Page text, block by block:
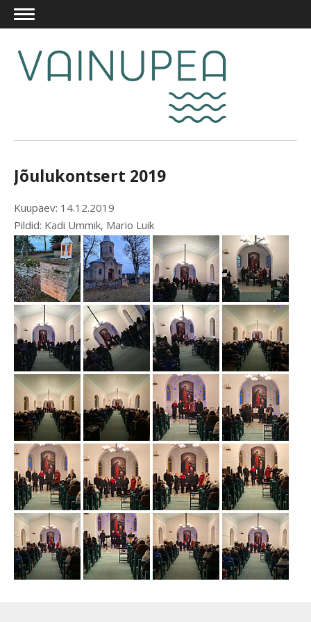
Jõulukontsert 2019
Kuupäev: 14.12.2019
Pildid: Kadi Ummik, Mario Luik